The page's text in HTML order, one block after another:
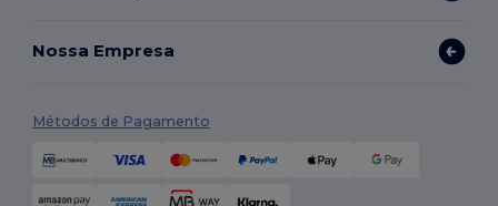
Nossa Empresa
Métodos de Pagamento